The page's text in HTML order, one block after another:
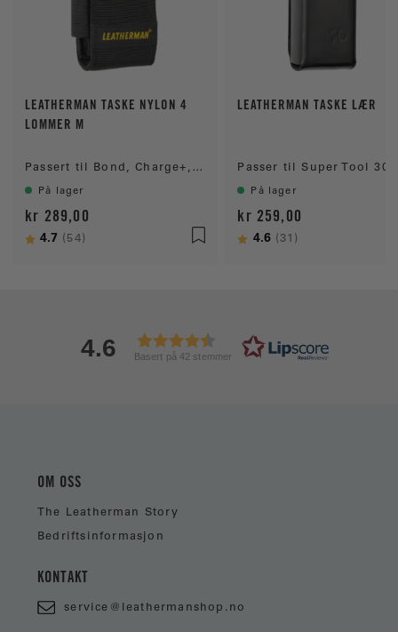
LEATHERMAN TASKE NYLON 4
LOMMER M
Passert til Bond, Charge+, Crunch, Curl, Rebar, Rev, Sidekick Skeletool, Wave+ og Wingman
På lager
kr 289,00
Karakter:
4.7 (54)
LEATHERMAN TASKE LÆR
På lager
kr 259,00
Karakter:
4.6(31)
4.6 Basert på 42 stemmer
OM OSS
The Leatherman Story
Bedriftsinformasjon
KONTAKT
service@leathermanshop.no